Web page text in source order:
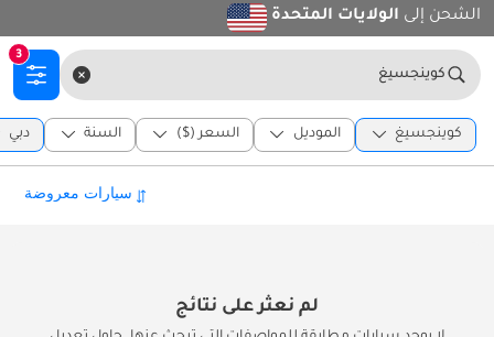
الشحن إلى الولايات المتحدة
كوينجسيغ
3
كوينجسيغ الموديل السعر ($) السنة دبي
لم نعثر على نتائج